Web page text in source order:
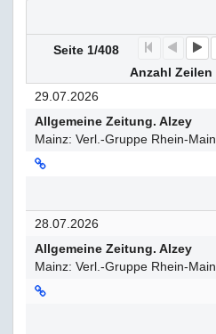
Seite 1/408
Anzahl Zeilen
29.07.2026
Allgemeine Zeitung. Alzey
Mainz: Verl.-Gruppe Rhein-Main
28.07.2026
Allgemeine Zeitung. Alzey
Mainz: Verl.-Gruppe Rhein-Main